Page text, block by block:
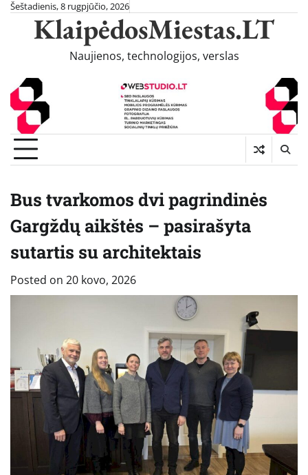
Skip
content
Šeštadienis, 8 rugpjūčio, 2026
KlaipėdosMiestas.LT
Naujienos, technologijos, verslas
Bus tvarkomos dvi pagrindinės
Gargždų aikštės – pasirašyta
sutartis su architektais
Posted on 20 kovo, 2026